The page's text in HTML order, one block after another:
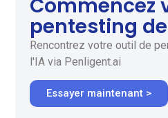
Commencez
pentesting
Rencontrez votre outil de
l'IA via Penligent.ai
Essayer maintenant >